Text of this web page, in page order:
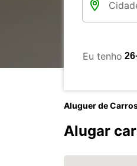
Eu tenho
Aluguer de
Alugar